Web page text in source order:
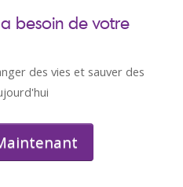
besoin de votre
des vies et sauver des